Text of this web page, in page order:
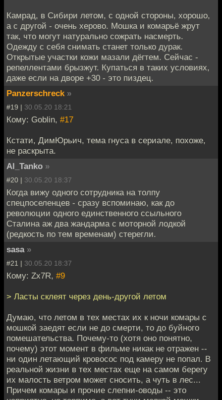
Камрад, в Сибири летом, с одной стороны, хорошо,
а с другой - очень херово. Мошка и комарьё жрут
так, что могут натурально сожрать насмерть.
Одежду с себя снимать станет только дурак.
Открытые участки кожи мазали дёгтем. Сейчас -
репеллентами брызжут. Купаться в таких условиях,
даже если на дворе +30 - это пиздец.
Panzerschreck »
#19 | 30.05.20 18:21
Кому: Goblin, #17
Кстати, ДимЮрьич, тема гнуса в сериале, похоже,
не раскрыта.
Al_Tanko »
#20 | 30.05.20 18:37
Когда вижу одного сотрудника на толпу
спецпоселенцев - сразу вспоминаю, как до
революции одного единственного ссыльного
Сталина аж два жандарма с моторной лодкой
(редкость по тем временам) стерегли.
sasa »
#21 | 30.05.20 18:37
Кому: Zx7R, #9
> Ласты склеят через день-другой летом
Думаю, что летом в тех местах их к ночи комары с
мошкой заедят если не до смерти, то до буйного
помешательства. Почему-то (хотя оно понятно,
почему) этот момент в фильме никак не отражен --
ни один летающий кровосос под камеру не попал. В
реальной жизни в тех местах еще на самом берегу
их малость ветром может сносить, а чуть в лес...
Причем комары и прочие слепни-оводы -- это